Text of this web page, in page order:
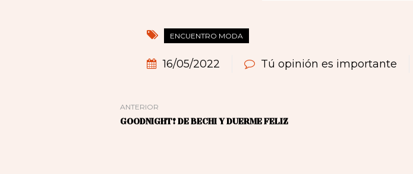
ENCUENTRO MODA
16/05/2022 Tú opinión es importante
ANTERIOR
GOODNIGHT! DE BECHI Y DUERME FELIZ